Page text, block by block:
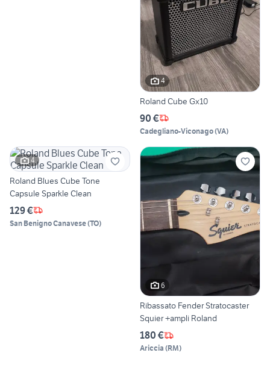
4
Roland Cube Gx10
90 €
Cadegliano-Viconago(VA)
4
Roland Blues Cube Tone
Capsule Sparkle Clean
129 €
San Benigno Canavese(TO)
6
Ribassato Fender Stratocaster
Squier +ampli Roland
180 €
Ariccia (RM)